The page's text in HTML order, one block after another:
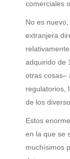
comerciales
No es
extranjera
adquirido de
otras cosas–
regulatorios,
de los
Estos
en la que se
muchísimos